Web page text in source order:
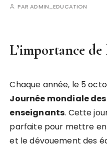
PARADMIN_EDUCATION
L’importance de
Chaque année, le 5
Journée mondialedes
enseignants. Cette
parfaite pour mettre
et le dévouement des